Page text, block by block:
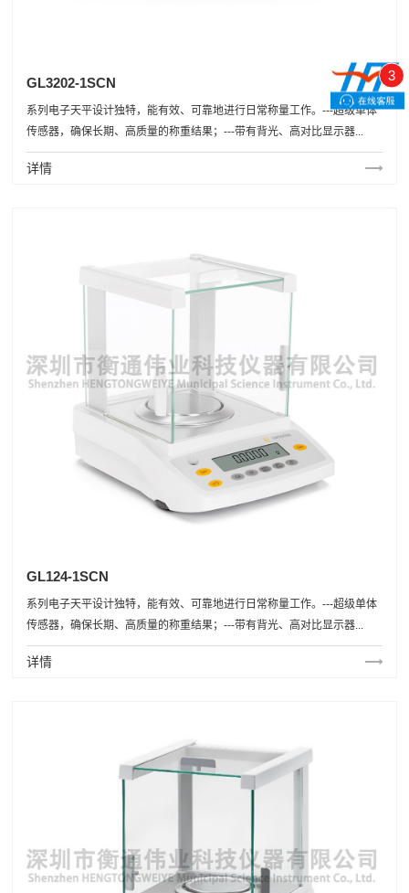
GL3202-1SCN
系列电子天平设计独特，能有效、可靠地进行日常称量工作。---超级单体
传感器，确保长期、高质量的称重结果；---带有背光、高对比显示器...
详情
GL124-1SCN
系列电子天平设计独特，能有效、可靠地进行日常称量工作。---超级单体
传感器，确保长期、高质量的称重结果；---带有背光、高对比显示器...
详情
3